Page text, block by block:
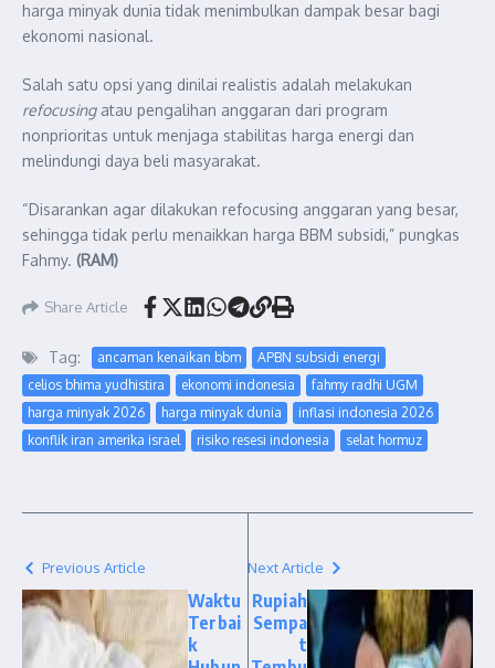
harga minyak dunia tidak menimbulkan dampak besar bagi
ekonomi nasional.
Salah satu opsi yang dinilai realistis adalah melakukan
refocusingatau pengalihan anggaran dari program
nonprioritas untuk menjaga stabilitas harga energi dan
melindungi daya beli masyarakat.
“Disarankan agar dilakukan refocusing anggaran yang besar,
sehingga tidak perlu menaikkan harga BBM subsidi,” pungkas
Fahmy. (RAM)
Share Article
Tag: ancaman kenaikan bbm
APBN subsidi energi
celios bhima yudhistira
ekonomi indonesia
fahmy radhi UGM
harga minyak 2026
harga minyak dunia
inflasi indonesia 2026
konflik iran amerika israel
risiko resesi indonesia selat hormuz
Previous Article
Waktu
Terbai
k
Next Article
Rupiah
Sempa
t